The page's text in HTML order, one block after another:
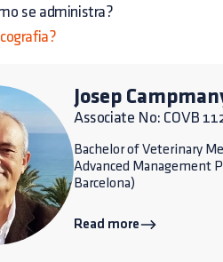
se administra?
Josep
Associate No: COVB
Bachelor of Veterinary
Advanced Management
Barcelona)
Read more